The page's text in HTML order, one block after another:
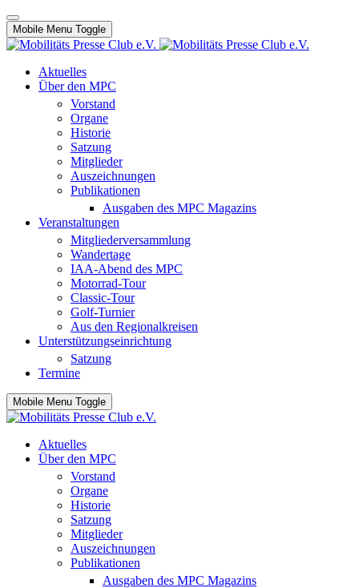
Mobile Menu Toggle
Aktuelles
Über den MPC
Vorstand
Organe
Historie
Satzung
Mitglieder
Auszeichnungen
Publikationen
Ausgaben des MPC Magazins
Veranstaltungen
Mitgliederversammlung
Wandertage
IAA-Abend des MPC
Motorrad-Tour
Classic-Tour
Golf-Turnier
Aus den Regionalkreisen
Unterstützungseinrichtung
Satzung
Termine
Mobile Menu Toggle
Aktuelles
Über den MPC
Vorstand
Organe
Historie
Satzung
Mitglieder
Auszeichnungen
Publikationen
Ausgaben des MPC Magazins